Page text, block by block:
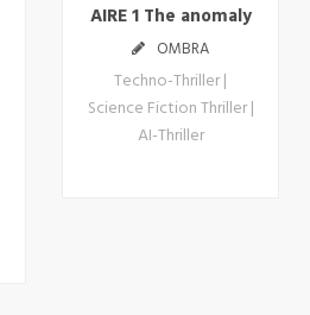
AIRE 1 The anomaly
OMBRA
Techno-Thriller |
Science Fiction Thriller |
AI-Thriller